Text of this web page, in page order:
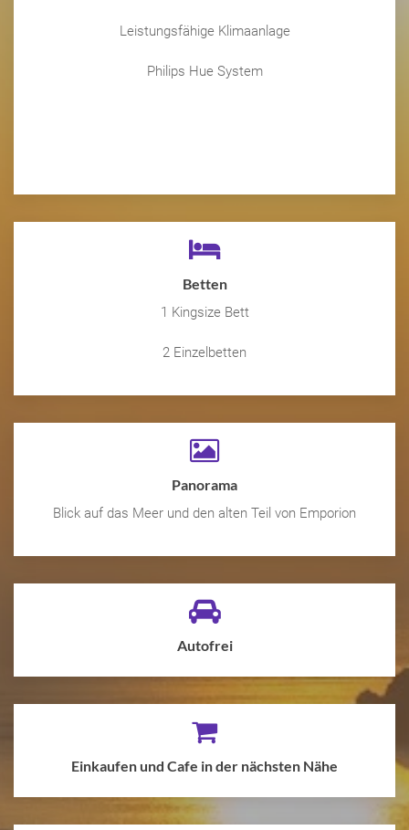
Leistungsfähige Klimaanlage
Philips Hue System
Betten
1 Kingsize Bett
2 Einzelbetten
Panorama
Blick auf das Meer und den alten Teil von Emporion
Autofrei
Einkaufen und Cafe in der nächsten Nähe